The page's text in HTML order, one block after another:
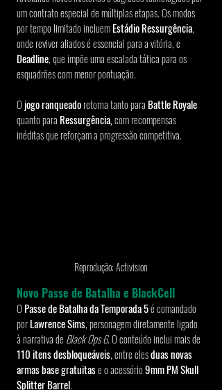
um contrato especial de múltiplas etapas. Os modos
por tempo limitado incluem Estádio Ressurgência,
onde reviver aliados é essencial para a vitória, e
Deadline, que impõe uma escalada tática para os
esquadrões com menor pontuação.
O jogo ranqueado retorna tanto para Battle Royale
quanto para Ressurgência, com recompensas
inéditas que reforçam a progressão competitiva.
Reprodução: Activision
Novo Passe de Batalha e BlackCell
O Passe de Batalha da Temporada 5 é comandado
por Lawrence Sims, personagem diretamente ligado
à narrativa de Black Ops 6. O conteúdo inclui mais de
110 itens desbloqueáveis, entre eles duas novas
armas base gratuitas e o acessório 9mm PM Skull
Splitter Barrel.